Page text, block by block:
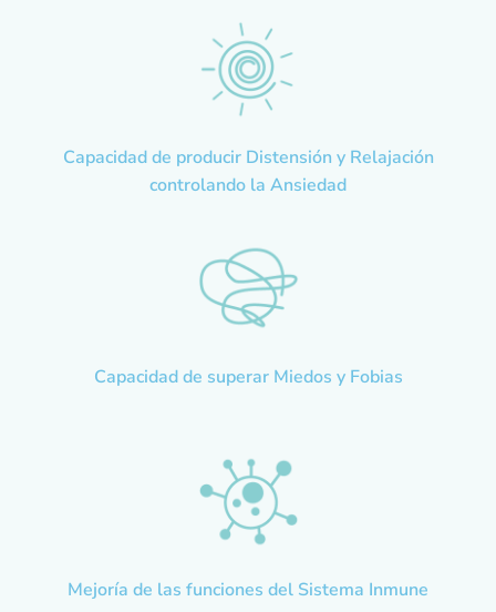
Capacidad de producir Distensión y Relajación
controlando la Ansiedad
Capacidad de superar Miedos y Fobias
Mejoría de las funciones del Sistema Inmune